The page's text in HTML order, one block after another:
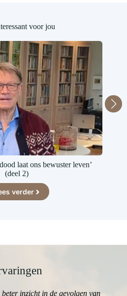
voor jou
laat ons bewuster leven’
(deel 2)
verder
inzicht in de gevolgen van